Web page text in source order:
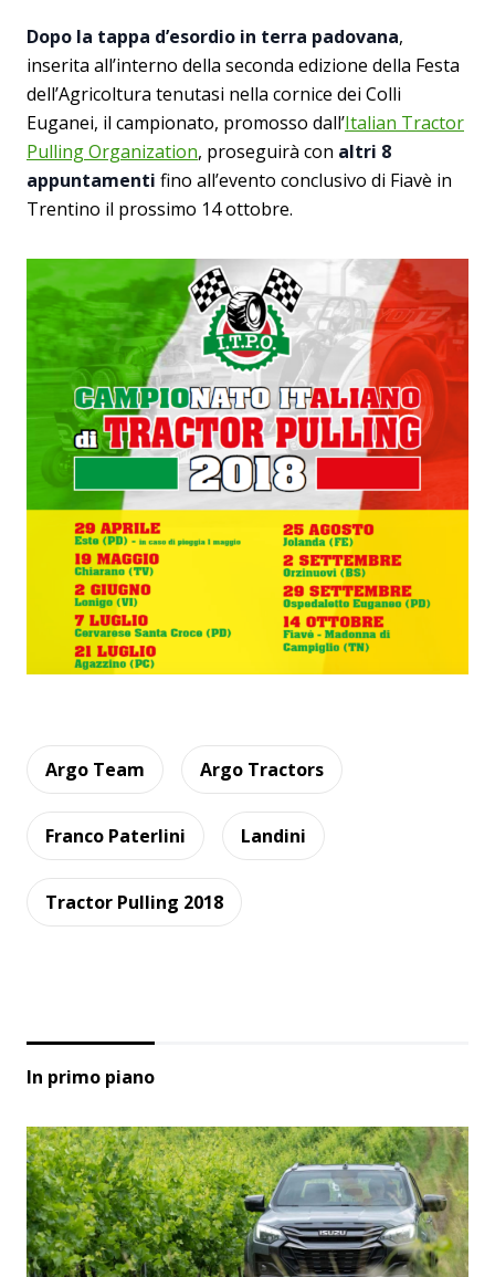
Dopo la tappa d’esordio in terra padovana,
inserita all’interno della seconda edizione della Festa
dell’Agricoltura tenutasi nella cornice dei Colli
Euganei, il campionato, promosso dall’Italian Tractor
Pulling Organization, proseguirà con altri 8
appuntamenti fino all’evento conclusivo di Fiavè in
Trentino il prossimo 14 ottobre.
Argo Team Argo Tractors
Franco Paterlini Landini
Tractor Pulling 2018
In primo piano